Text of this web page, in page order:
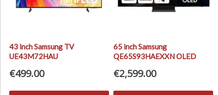
43 inch Samsung TV
UE43M72HAU
€499.00
65 inch Samsung
QE65S93HAEXXN OLED
€2,599.00